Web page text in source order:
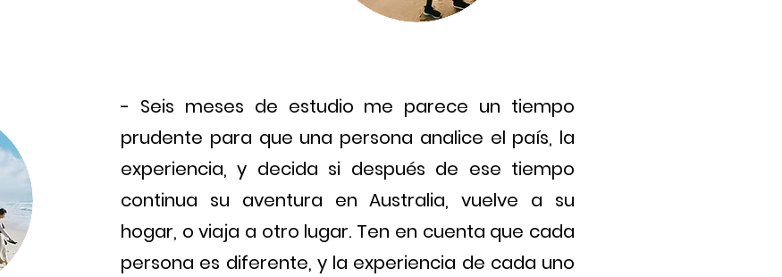
- Seis meses de estudio me parece un tiempo
prudente para que una persona analice el país, la
experiencia, y decida si después de ese tiempo
continua su aventura en Australia, vuelve a su
hogar, o viaja a otro lugar. Ten en cuenta que cada
persona es diferente, y la experiencia de cada uno